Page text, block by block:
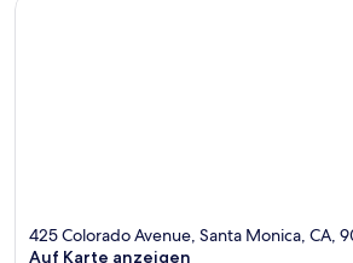
425 Colorado Avenue, Santa Monica, CA,
Auf Karte anzeigen